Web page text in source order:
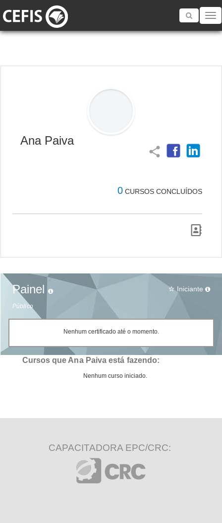
Toggle
Ana Paiva
share
0 CURSOS CONCLUÍDOS
Painel
Público
star_border Iniciante
Nenhum certificado até o momento.
Cursos que Ana Paiva está fazendo:
Nenhum curso iniciado.
CAPACITADORA EPC/CRC: